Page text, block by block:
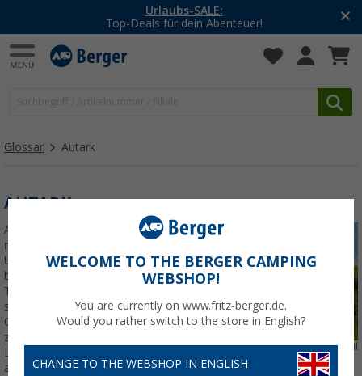
Urlaubs-SALE:
Top-Deals für dein Abenteuer!
Glossar Autark
AUTARK
Autark bedeutet "
niemanden angewiesen
Unabhängiges, autarkes Campen,
bedeutet also, über mehrere
Tage hinweg weder auf die
sanitären Anlagen eines
Campingplatzes noch auf eine
zentrale Versorgung mit Energie,
Lebensmitteln und Wasser
angewiesen zu sein. Das geht im
Autarkes Wohnmobil
WELCOME TO THE BERGER CAMPING
WEBSHOP!
You are currently on www.fritz-berger.de.
Would you rather switch to the store in English?
CHANGE TO THE WEBSHOP IN ENGLISH